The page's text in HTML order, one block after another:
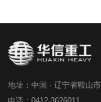
地址：中国 · 辽宁省鞍山